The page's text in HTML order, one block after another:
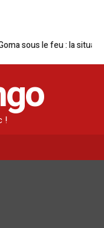
le feu : la situation
!